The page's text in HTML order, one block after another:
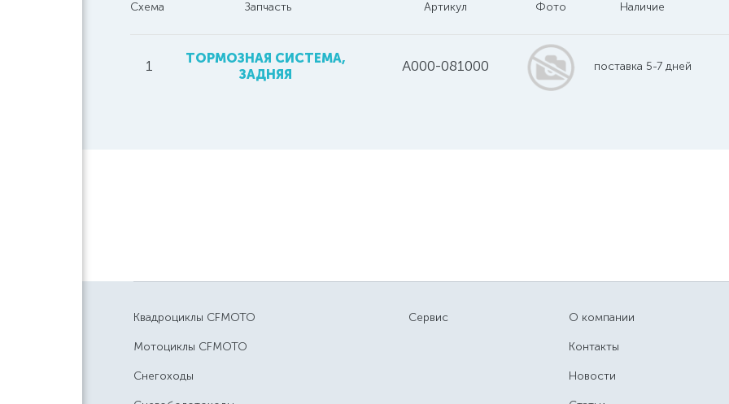
Схема Запчасть Артикул Фото Наличие
1
ТОРМОЗНАЯ СИСТЕМА,
ЗАДНЯЯ
A000-081000 поставка 5-7 дней
Квадроциклы CFMOTO
Мотоциклы CFMOTO
Снегоходы
Сервис О компании
Контакты
Новости